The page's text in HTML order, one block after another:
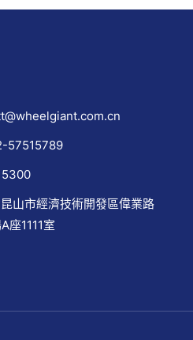
57515789
山市經濟技術開發區偉業路
座1111室